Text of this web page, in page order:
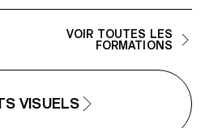
VOIR TOUTES LES
FORMATIONS
VISUELS